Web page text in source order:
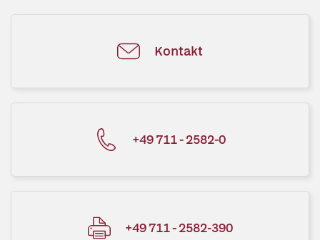
Kontakt
+49 711 - 2582-0
+49 711 - 2582-390